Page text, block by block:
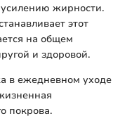
усилению жирности.
этот
на общем
и здоровой.
в ежедневном уходе
покрова.